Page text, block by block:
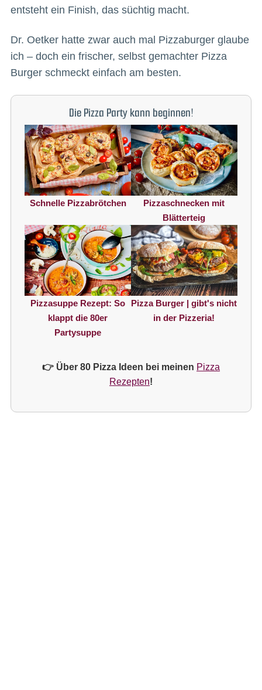
entsteht ein Finish, das süchtig macht.
Dr. Oetker hatte zwar auch mal Pizzaburger glaube
ich – doch ein frischer, selbst gemachter Pizza
Burger schmeckt einfach am besten.
Die Pizza Party kann beginnen!
Schnelle Pizzabrötchen
Pizzaschnecken mit
Blätterteig
Pizzasuppe Rezept: So
klappt die 80er
Partysuppe
Pizza Burger | gibt's nicht
in der Pizzeria!
👉 Über 80 Pizza Ideen bei meinen Pizza
Rezepten!